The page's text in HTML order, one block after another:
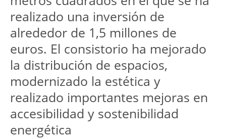
realizado una inversión de
alrededor de 1,5 millones de
euros. El consistorio ha mejorado
la distribución de espacios,
modernizado la estética y
realizado importantes mejoras en
accesibilidad y sostenibilidad
energética